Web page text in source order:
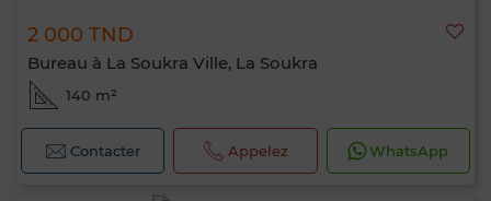
2 000 TND
Bureau à La Soukra Ville, La Soukra
140 m²
Contacter Appelez WhatsApp